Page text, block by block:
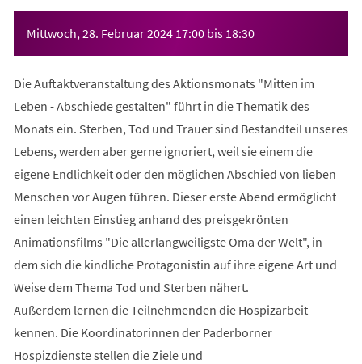
Mittwoch, 28. Februar 2024 17:00 bis 18:30
Die Auftaktveranstaltung des Aktionsmonats "Mitten im
Leben - Abschiede gestalten" führt in die Thematik des
Monats ein. Sterben, Tod und Trauer sind Bestandteil unseres
Lebens, werden aber gerne ignoriert, weil sie einem die
eigene Endlichkeit oder den möglichen Abschied von lieben
Menschen vor Augen führen. Dieser erste Abend ermöglicht
einen leichten Einstieg anhand des preisgekrönten
Animationsfilms "Die allerlangweiligste Oma der Welt", in
dem sich die kindliche Protagonistin auf ihre eigene Art und
Weise dem Thema Tod und Sterben nähert.
Außerdem lernen die Teilnehmenden die Hospizarbeit
kennen. Die Koordinatorinnen der Paderborner
Hospizdienste stellen die Ziele und